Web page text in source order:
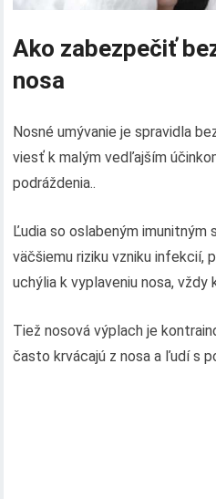
Ako zabezpečiť
nosa
Nosné umývanie je spravidla
viesť k malým vedľajším
podráždenia..
Ľudia so oslabeným
väčšiemu riziku vzniku infekcií,
uchýlia k vyplaveniu nosa,
Tiež nosová výplach je
často krvácajú z nosa a ľudí s